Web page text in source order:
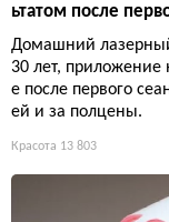
ьтатом после
Домашний лазерный
30 лет, приложение
е после первого
ей и за полцены.
Красота 13 803